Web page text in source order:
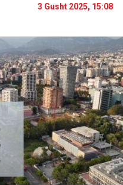
3 Gusht 2025, 15:08